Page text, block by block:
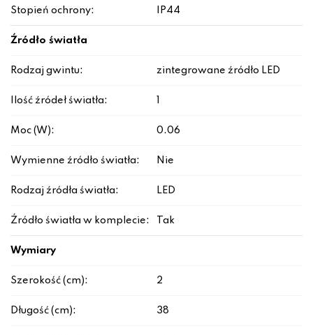
Stopień ochrony: IP44
Źródło światła
Rodzaj gwintu: zintegrowane źródło LED
Ilość źródeł światła:
Moc (W): 0.06
Wymienne źródło światła: Nie
Rodzaj źródła światła: LED
Źródło światła w komplecie: Tak
Wymiary
Szerokość (cm): 2
Długość (cm): 38